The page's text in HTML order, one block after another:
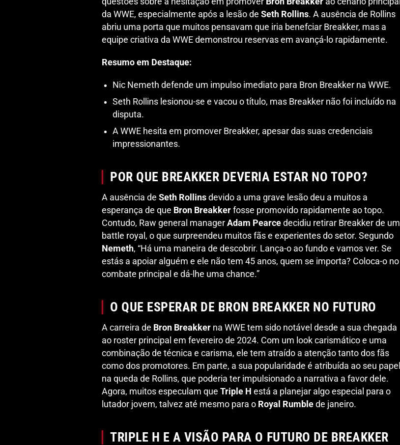
da WWE, especialmente após a lesão de Seth Rollins. A ausência de Rollins
abriu uma porta que muitos pensavam que iria benefciar Breakker, mas a
equipe criativa da WWE demonstrou reservas em avançá-lo rapidamente.
Resumo em Destaque:
Nic Nemeth defende um impulso imediato para Bron Breakker na WWE.
Seth Rollins lesionou-se e vacou o título, mas Breakker não foi incluído na
disputa.
A WWE hesita em promover Breakker, apesar das suas credenciais
impressionantes.
POR QUE BREAKKER DEVERIA ESTAR NO TOPO?
A ausência de Seth Rollins devido a uma grave lesão deu a muitos a
esperança de que Bron Breakker fosse promovido rapidamente ao topo.
Contudo, Raw general manager Adam Pearce decidiu retirar Breakker de um
battle royal, o que surpreendeu muitos fãs e experientes do setor. Segundo
Nemeth, “Há uma maneira de descobrir. Lança-o ao fundo e vamos ver. Se
estás a apoiar alguém e ele não tem 45 anos, quem se importa? Coloca-o no
combate principal e dá-lhe uma chance.”
O QUE ESPERAR DE BRON BREAKKER NO FUTURO
A carreira de Bron Breakker na WWE tem sido notável desde a sua chegada
ao roster principal em fevereiro de 2024. Com um look carismático e uma
combinação de técnica e carisma, ele tem atraído a atenção tanto dos fãs
como dos promotores. Em parte, a sua popularidade é atribuída ao seu papel
na queda de Rollins, que poderia ter impulsionado a narrativa a favor dele.
Agora, muitos especulam que Triple H está a planejar algo especial para o
lutador jovem, talvez até mesmo para o Royal Rumble de janeiro.
TRIPLE H E A VISÃO PARA O FUTURO DE BREAKKER